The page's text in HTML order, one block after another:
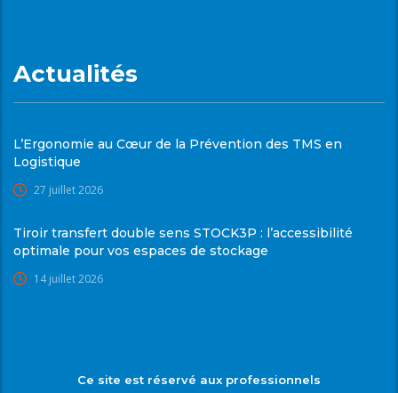
Actualités
L’Ergonomie au Cœur de la Prévention des TMS en
Logistique
27 juillet 2026
Tiroir transfert double sens STOCK3P : l’accessibilité
optimale pour vos espaces de stockage
14 juillet 2026
Ce site est réservé aux professionnels